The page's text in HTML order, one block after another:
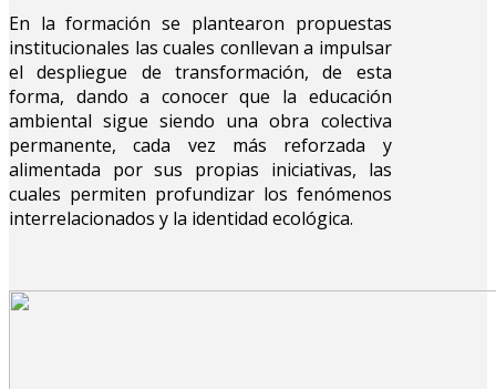
En la formación se plantearon propuestas
institucionales las cuales conllevan a impulsar
el despliegue de transformación, de esta
forma, dando a conocer que la educación
ambiental sigue siendo una obra colectiva
permanente, cada vez más reforzada y
alimentada por sus propias iniciativas, las
cuales permiten profundizar los fenómenos
interrelacionados y la identidad ecológica.